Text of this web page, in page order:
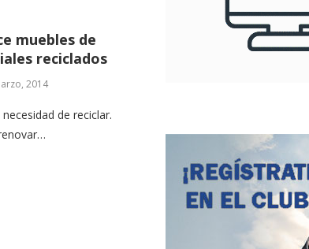
muebles de
reciclados
2014
de reciclar.